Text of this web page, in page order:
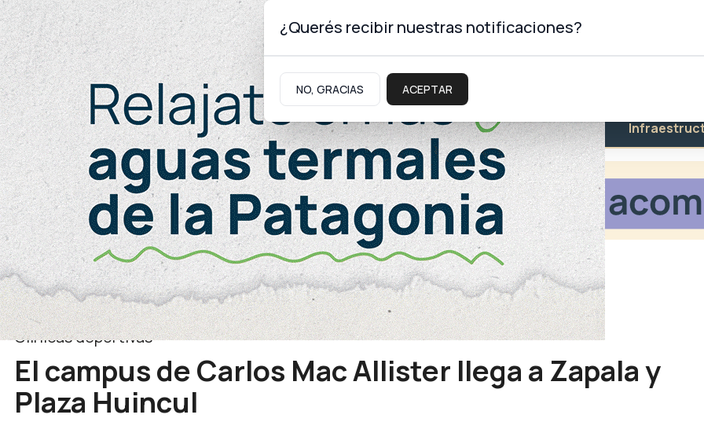
Jueves 6deAgostode 2026
Neuquinidad Gabinete Turismo Educación Salud
Juventud
Clínicas deportivas
El campus de Carlos Mac Allister llega a Zapala y
Plaza Huincul
¿Querés recibir nuestras notificaciones?
NO, GRACIAS ACEPTAR